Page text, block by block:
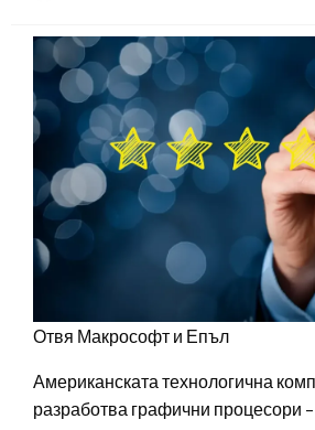
Отвя Макрософт и Епъл
Американската технологична
разработва графични процесори